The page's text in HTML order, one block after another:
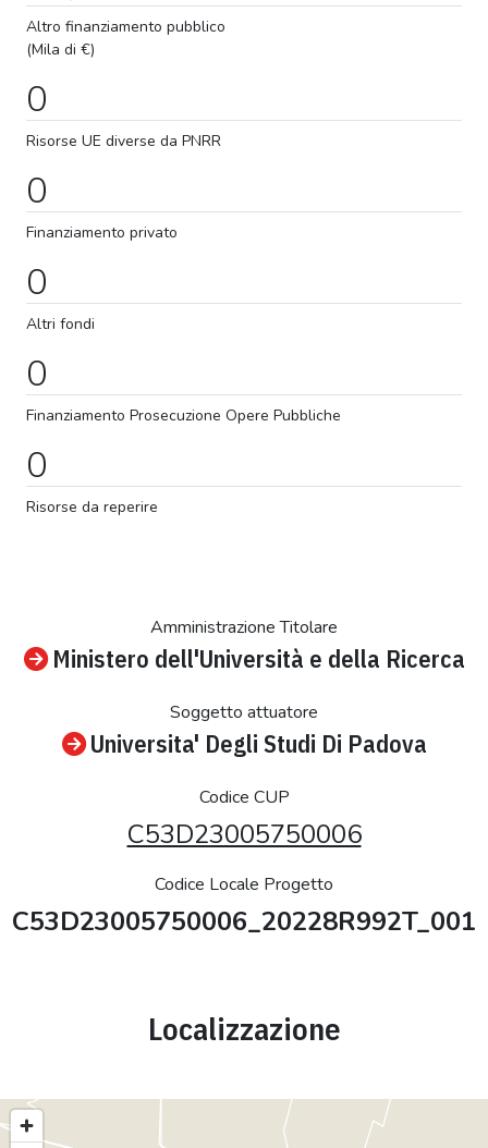
Altro finanziamento pubblico
(Mila di €)
0
Risorse UE diverse da PNRR
0
Finanziamento privato
0
Altri fondi
0
Finanziamento Prosecuzione Opere Pubbliche
0
Risorse da reperire
Amministrazione Titolare
Ministero dell'Università e della Ricerca
Soggetto attuatore
Universita' Degli Studi Di Padova
Codice CUP
C53D23005750006
Codice Locale Progetto
C53D23005750006_20228R992T_001
Localizzazione